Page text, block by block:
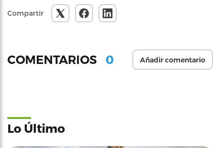
Compartir
COMENTARIOS 0 Añadir comentario
Lo Último